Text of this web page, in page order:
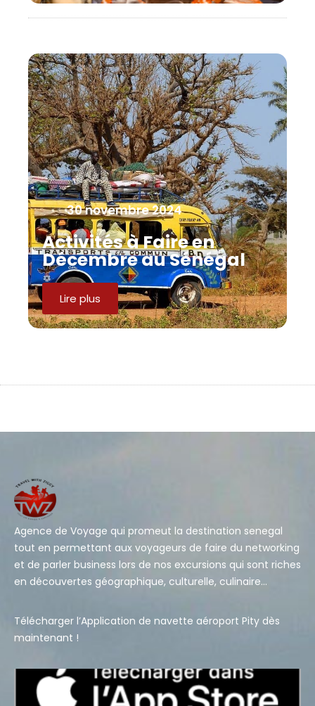
30 novembre 2024
Activités à Faire en
Décembre au Sénégal
Lire plus
Agence de Voyage qui promeut la destination senegal
tout en permettant aux voyageurs de faire du networking
et de parler business lors de nos excursions qui sont riches
en découvertes géographique, culturelle, culinaire…
Télécharger l’Application de navette aéroport Pity dès
maintenant !